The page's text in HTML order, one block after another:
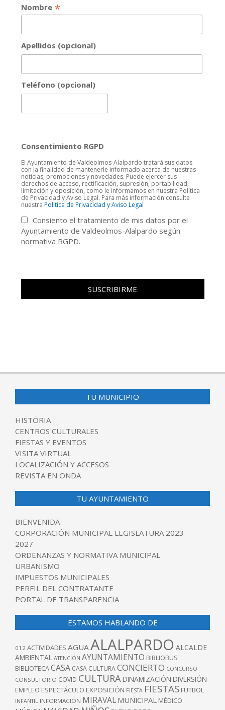
Nombre *
Apellidos (opcional)
Teléfono (opcional)
Consentimiento RGPD
El Ayuntamiento de Valdeolmos-Alalpardo tratará sus datos
con la finalidad de mantenerle informado acerca de nuestras
noticias, promociones y novedades. Puede ejercer sus
derechos de acceso, rectificación, supresión, portabilidad,
limitación y oposición, como le informamos en nuestra Política
de Privacidad y Aviso Legal. Para más información consulte
nuestra Politica de Privacidad y Aviso Legal
Consiento el tratamiento de mis datos por el
Ayuntamiento de Valdeolmos-Alalpardo según
normativa RGPD.
TU MUNICIPIO
HISTORIA
CENTROS CULTURALES
FIESTAS Y EVENTOS
VISITA VIRTUAL
LOCALIZACIÓN Y ACCESOS
REVISTA EN ONDA
TU AYUNTAMIENTO
BIENVENIDA
CORPORACIÓN MUNICIPAL LEGISLATURA 2023-
2027
ORDENANZAS Y NORMATIVA MUNICIPAL
URBANISMO
IMPUESTOS MUNICIPALES
PERFIL DEL CONTRATANTE
PORTAL DE TRANSPARENCIA
ESTAMOS HABLANDO DE
012 ACTIVIDADES AGUA ALALPARDO ALCALDE
AMBIENTAL ATENCIÓN AYUNTAMIENTO BIBLIOBUS
BIBLIOTECACASA CASA CULTURACONCIERTO CONCURSO
CONSULTORIO COVID CULTURA DINAMIZACIÓN DIVERSIÓN
EMPLEO ESPECTÁCULO EXPOSICIÓN FIESTA FIESTAS FUTBOL
INFANTIL INFORMACIÓN MIRAVAL MUNICIPAL MÉDICO